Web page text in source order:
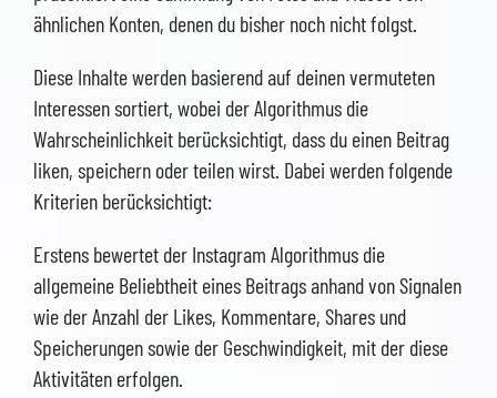
ähnlichen Konten, denen du bisher noch nicht folgst.
Diese Inhalte werden basierend auf deinen vermuteten
Interessen sortiert, wobei der Algorithmus die
Wahrscheinlichkeit berücksichtigt, dass du einen Beitrag
liken, speichern oder teilen wirst. Dabei werden folgende
Kriterien berücksichtigt:
Erstens bewertet der Instagram Algorithmus die
allgemeine Beliebtheit eines Beitrags anhand von Signalen
wie der Anzahl der Likes, Kommentare, Shares und
Speicherungen sowie der Geschwindigkeit, mit der diese
Aktivitäten erfolgen.